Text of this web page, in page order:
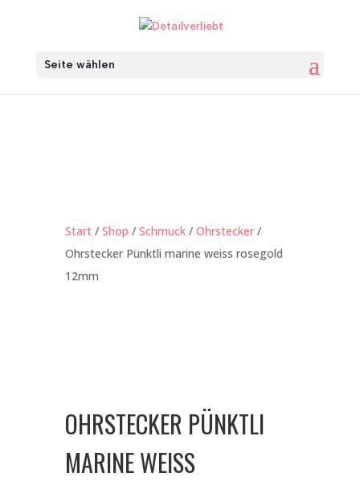
Seite wählen
Start/ Shop / Schmuck/ Ohrstecker/
Ohrstecker Pünktli marine weiss rosegold
12mm
OHRSTECKER PÜNKTLI
MARINE WEISS